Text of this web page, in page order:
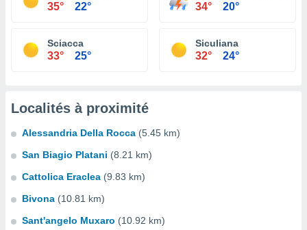
35° 22° 34° 20°
Sciacca
33° 25°
Siculiana
32° 24°
Localités à proximité
Alessandria Della Rocca (5.45 km)
San Biagio Platani (8.21 km)
Cattolica Eraclea (9.83 km)
Bivona (10.81 km)
Sant'angelo Muxaro (10.92 km)